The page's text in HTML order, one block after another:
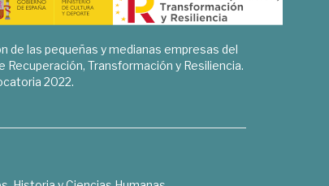
de las pequeñas y medianas empresas del
Recuperación, Transformación y Resiliencia.
2022.